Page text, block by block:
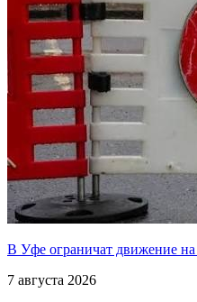
В Уфе ограничат движение на
7 августа 2026